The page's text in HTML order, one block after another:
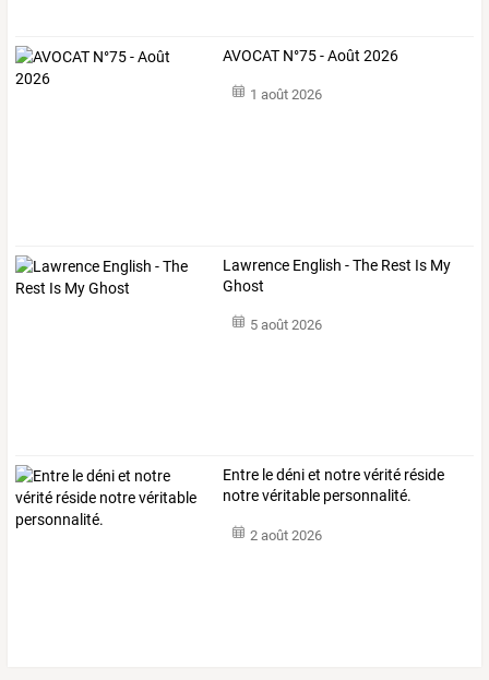
AVOCAT N°75 - Août 2026
1 août 2026
Lawrence English - The Rest Is My
Ghost
5 août 2026
Entre le déni et notre vérité réside
notre véritable personnalité.
2 août 2026